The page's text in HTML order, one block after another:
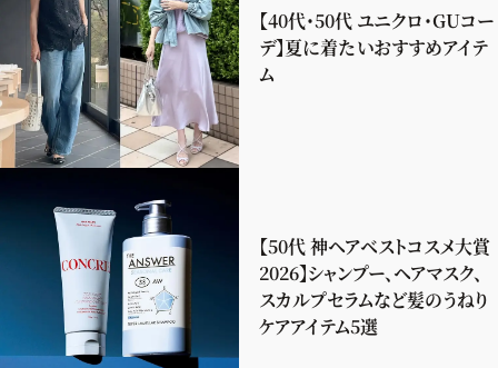
【40代・50代 ユニクロ・GUコー
デ】夏に着たいおすすめアイテ
ム
【50代 神ヘアベストコスメ大賞
2026】シャンプー、ヘアマスク、
スカルプセラムなど髪のうねり
ケアアイテム5選